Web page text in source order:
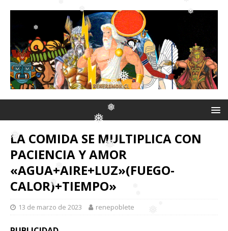
❅
❅
❅
❅
❅
❅
❅
❅
❅
❅
❅
LA COMIDA SE MULTIPLICA CON
PACIENCIA Y AMOR
«AGUA+AIRE+LUZ»(FUEGO-
CALOR)+TIEMPO»
13 de marzo de 2023 renepoblete